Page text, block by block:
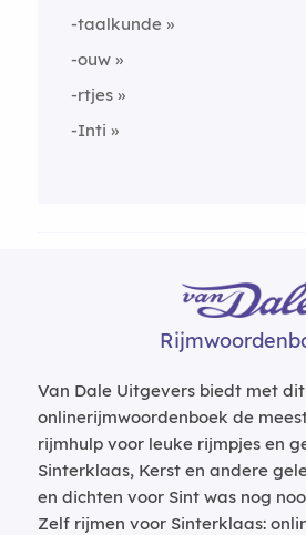
-taalkunde
-ouw
-rtjes
-Inti
Van Dale Uitgevers biedt met
onlinerijmwoordenboek de
rijmhulp voor leuke rijmpjes en
Sinterklaas, Kerst en andere
en dichten voor Sint was nog
Zelf rijmen voor Sinterklaas: